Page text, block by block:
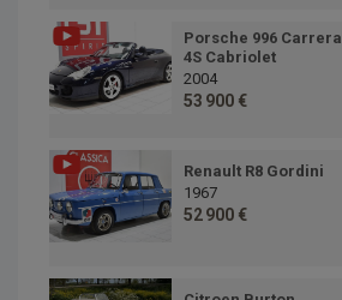
Porsche 996 Carrera
4S Cabriolet
2004
53 900 €
Renault R8 Gordini
1967
52 900 €